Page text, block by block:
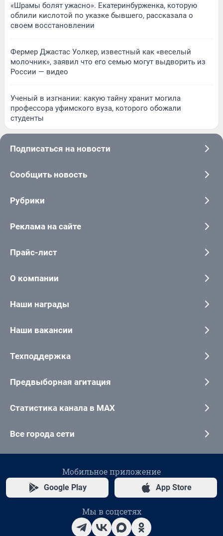
«Шрамы болят ужасно». Екатеринбурженка, которую
облили кислотой по указке бывшего, рассказала о
своем восстановлении
Фермер Джастас Уолкер, известный как «веселый
молочник», заявил что его семью могут выдворить из
России — видео
Ученый в изгнании: какую тайну хранит могила
профессора уфимского вуза, которого обожали
студенты
Подписаться на новости
Сообщить новость
Рубрики
Реклама на сайте
Прайс-лист
О компании
Наши награды
Наши вакансии
Техподдержка
Предвыборная агитация
Статистика канала в MAX
Все города сети
Мобильное приложение
Google Play App Store
Мы в соцсетях